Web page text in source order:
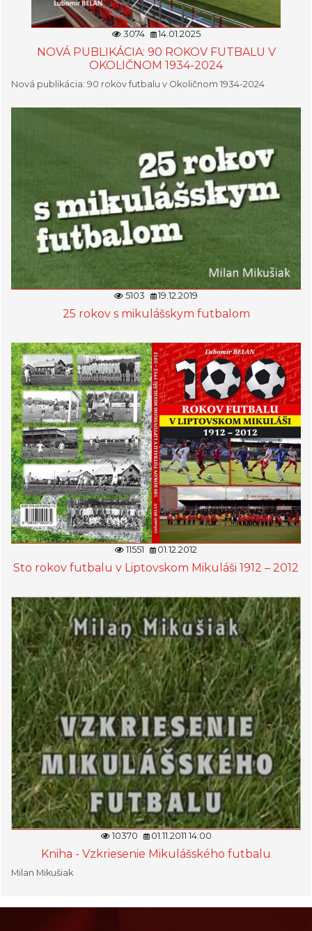
3074 14.01.2025
NOVÁ PUBLIKÁCIA: 90 ROKOV FUTBALU V
OKOLIČNOM 1934-2024
Nová publikácia: 90 rokov futbalu v Okoličnom 1934-2024
5103 19.12.2019
25 rokov s mikulášskym futbalom
11551 01.12.2012
Sto rokov futbalu v Liptovskom Mikuláši 1912 – 2012
10370 01.11.2011 14:00
Kniha - Vzkriesenie Mikulášského futbalu
Milan Mikušiak